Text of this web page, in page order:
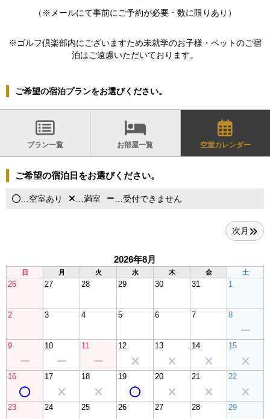
（※メールにて事前にご予約が必要・数に限りあり）
※ゴルフ倶楽部内にございますため未就学のお子様・ペットのご宿
泊はご遠慮いただいております。
ご希望の宿泊プランをお選びください。
プラン一覧 お部屋一覧 空室カレンダー
ご希望の宿泊日をお選びください。
…空室あり …満室 …受付できません
次月
2026年8月
日 月 火 水 木 金 土
26 27 28 29 30 31 1
2 3 4 5 6 7 8
9 10 11 12 13 14 15
16 17 18 19 20 21 22
23 24 25 26 27 28 29